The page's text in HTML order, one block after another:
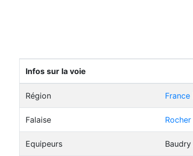
Infos sur la voie
Région
Falaise
Equipeurs Baudry